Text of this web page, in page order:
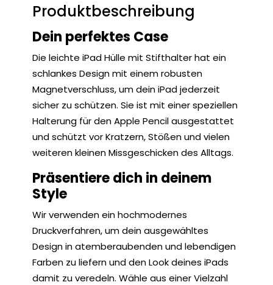
Produktbeschreibung
Dein perfektes Case
Die leichte iPad Hülle mit Stifthalter hat ein
schlankes Design mit einem robusten
Magnetverschluss, um dein iPad jederzeit
sicher zu schützen. Sie ist mit einer speziellen
Halterung für den Apple Pencil ausgestattet
und schützt vor Kratzern, Stößen und vielen
weiteren kleinen Missgeschicken des Alltags.
Präsentiere dich in deinem
Style
Wir verwenden ein hochmodernes
Druckverfahren, um dein ausgewähltes
Design in atemberaubenden und lebendigen
Farben zu liefern und den Look deines iPads
damit zu veredeln. Wähle aus einer Vielzahl